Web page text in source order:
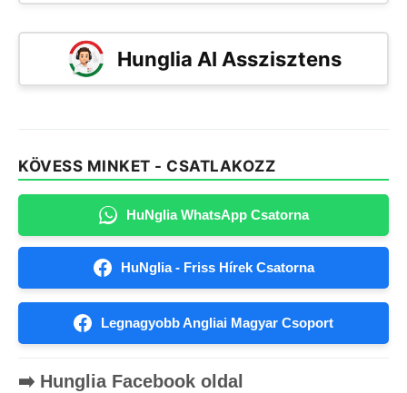
Hunglia AI Asszisztens
KÖVESS MINKET - CSATLAKOZZ
HuNglia WhatsApp Csatorna
HuNglia - Friss Hírek Csatorna
Legnagyobb Angliai Magyar Csoport
➡️ Hunglia Facebook oldal